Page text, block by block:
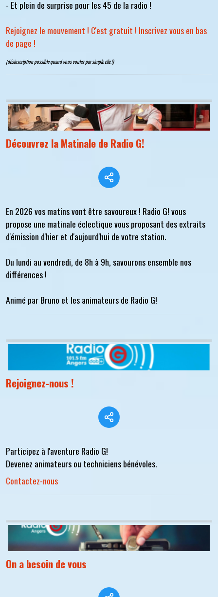
- Et plein de surprise pour les 45 de la radio !
Rejoignez le mouvement ! C'est gratuit ! Inscrivez vous en bas
de page !
(désinscription possible quand vous voulez par simple clic !)
Découvrez la Matinale de Radio G!
En 2026 vos matins vont être savoureux ! Radio G! vous
propose une matinale éclectique vous proposant des extraits
d'émission d'hier et d'aujourd'hui de votre station.
Du lundi au vendredi, de 8h à 9h, savourons ensemble nos
différences !
Animé par Bruno et les animateurs de Radio G!
Rejoignez-nous !
Participez à l'aventure Radio G!
Devenez animateurs ou techniciens bénévoles.
Contactez-nous
On a besoin de vous